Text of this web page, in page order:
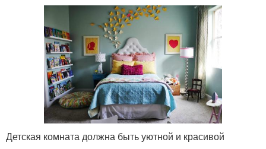
Детская комната должна быть уютной и красивой